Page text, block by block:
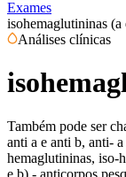
Exames
isohemaglutininas (a
Análises clínicas
Também pode ser
anti a e anti b, anti-
hemaglutininas, iso-
e b) - anticorpos